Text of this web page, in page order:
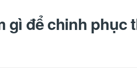
gì để chinh phục